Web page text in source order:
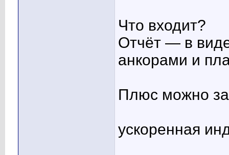
Что входит?
Отчёт — в
анкорами и
Плюс можно
ускоренная